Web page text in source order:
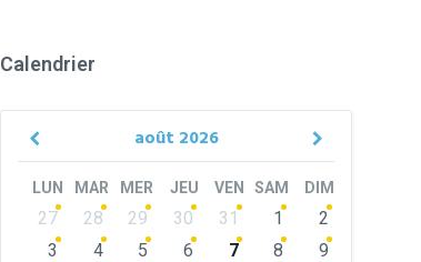
Calendrier
août 2026
Previous
Next
LUN MAR MER JEU VEN SAM DIM
Skip
calendar
days
27 28 29 30 31 1
2
3
4 5 6 7 8
9